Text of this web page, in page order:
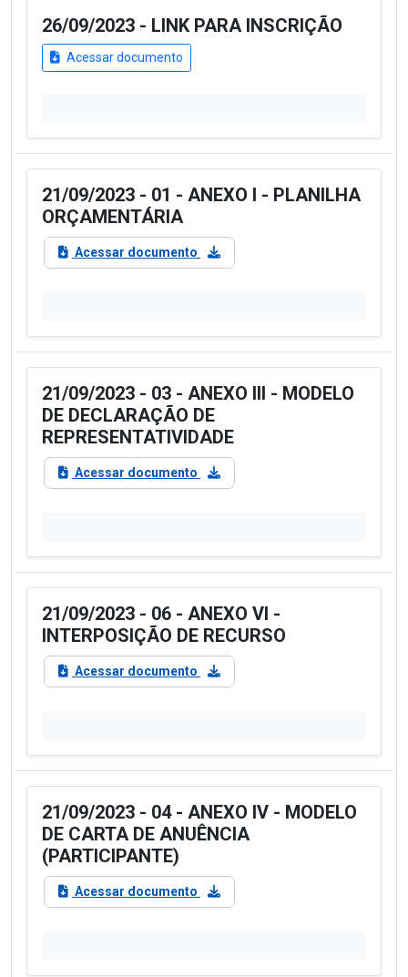
26/09/2023 - LINK PARA INSCRIÇÃO
Acessar documento
21/09/2023 - 01 - ANEXO I - PLANILHA
ORÇAMENTÁRIA
Acessar documento
21/09/2023 - 03 - ANEXO III - MODELO
DE DECLARAÇÃO DE
REPRESENTATIVIDADE
Acessar documento
21/09/2023 - 06 - ANEXO VI -
INTERPOSIÇÃO DE RECURSO
Acessar documento
21/09/2023 - 04 - ANEXO IV - MODELO
DE CARTA DE ANUÊNCIA
(PARTICIPANTE)
Acessar documento